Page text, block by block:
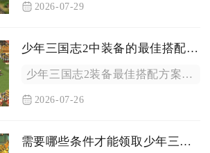
2026-07-29
少年三国志2中装备的最佳搭配是什么
少年三国志2装备最佳搭配方案为：核心输出武将全套紫金输出套装...
2026-07-26
需要哪些条件才能领取少年三国志2福利包